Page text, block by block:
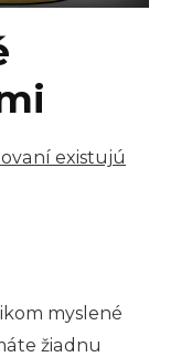
existujú
myslené
žiadnu